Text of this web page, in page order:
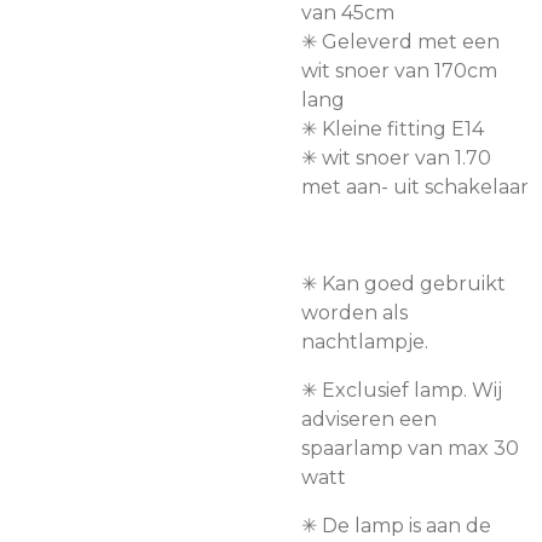
van 45cm
✳︎ Geleverd met een
wit snoer van 170cm
lang
✳︎ Kleine fitting E14
✳︎ wit snoer van 1.70
met aan- uit schakelaar
✳︎ Kan goed gebruikt
worden als
nachtlampje.
✳︎ Exclusief lamp. Wij
adviseren een
spaarlamp van max 30
watt
✳︎ De lamp is aan de